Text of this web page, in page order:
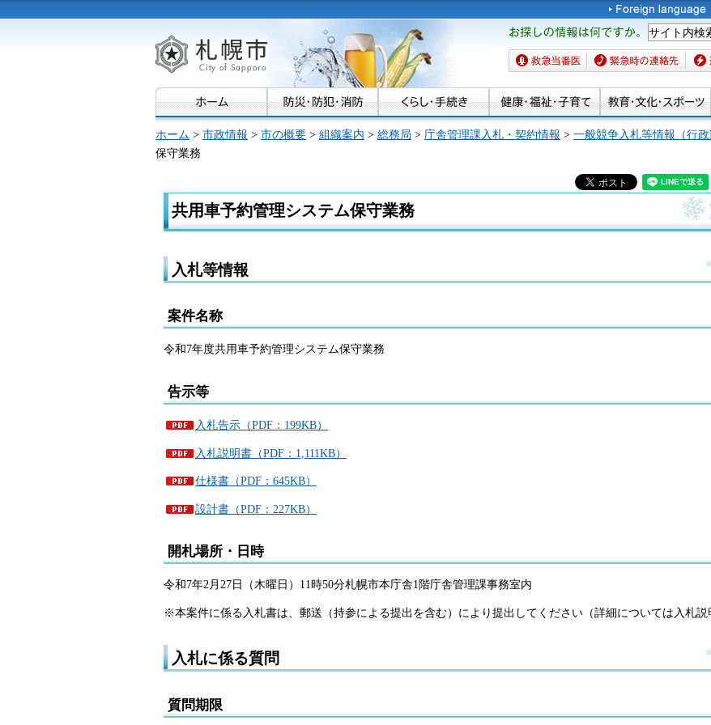
札幌市
お探しの情報は何です
か。
救急当番医 緊急時の連絡先 避
ホーム > 市政情報 > 市の概要 > 組織案内 > 総務局 > 庁舎管理課入札・契約情報 > 一般競争入札等情報（行政
保守業務
共用車予約管理システム保守業務
入札等情報
案件名称
令和7年度共用車予約管理システム保守業務
告示等
入札告示（PDF：199KB）
入札説明書（PDF：1,111KB）
仕様書（PDF：645KB）
設計書（PDF：227KB）
開札場所・日時
令和7年2月27日（木曜日）11時50分札幌市本庁舎1階庁舎管理課事務室内
※本案件に係る入札書は、郵送（持参による提出を含む）により提出してください（詳細については入札説
入札に係る質問
質問期限